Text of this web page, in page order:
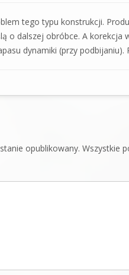
tego typu konstrukcji.
o dalszej obróbce. A
dynamiki (przy podbijaniu).
opublikowany. Wszystkie